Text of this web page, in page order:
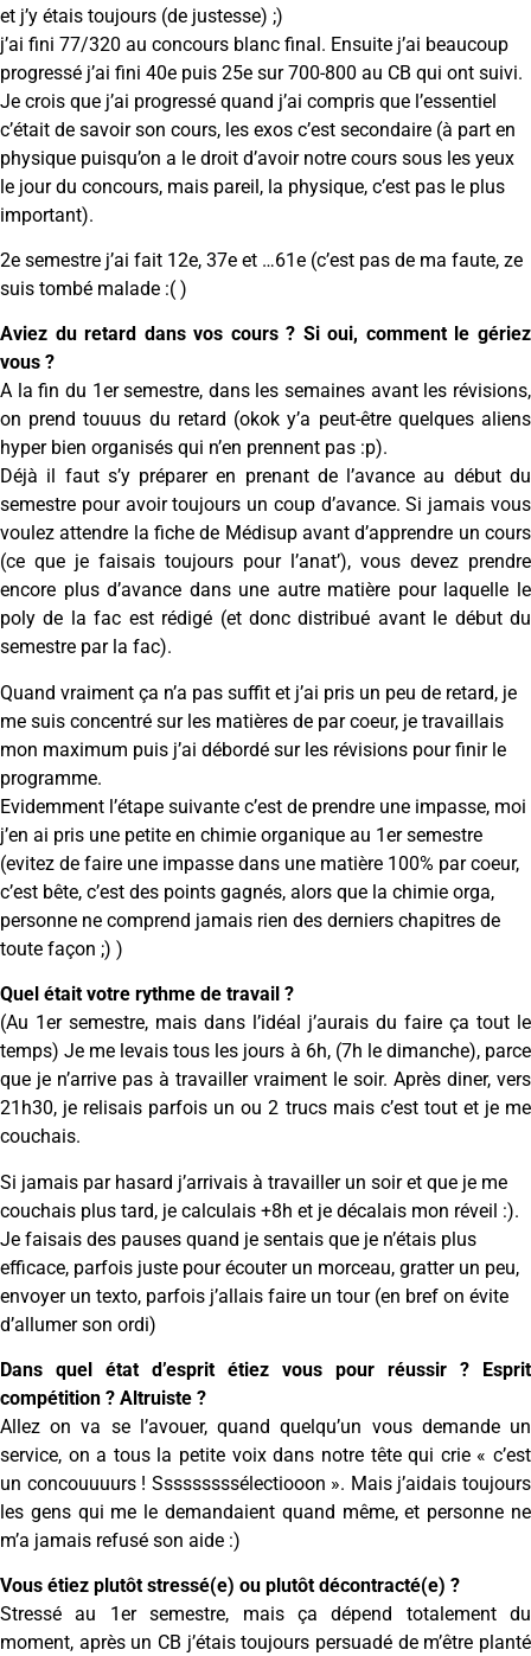
et j’y étais toujours (de justesse) ;)
j’ai fini 77/320 au concours blanc final. Ensuite j’ai beaucoup
progressé j’ai fini 40e puis 25e sur 700-800 au CB qui ont suivi.
Je crois que j’ai progressé quand j’ai compris que l’essentiel
c’était de savoir son cours, les exos c’est secondaire (à part en
physique puisqu’on a le droit d’avoir notre cours sous les yeux
le jour du concours, mais pareil, la physique, c’est pas le plus
important).
2e semestre j’ai fait 12e, 37e et …61e (c’est pas de ma faute, ze
suis tombé malade :( )
Aviez du retard dans vos cours ? Si oui, comment le gériez
vous ?
A la fin du 1er semestre, dans les semaines avant les révisions,
on prend touuus du retard (okok y’a peut-être quelques aliens
hyper bien organisés qui n’en prennent pas :p).
Déjà il faut s’y préparer en prenant de l’avance au début du
semestre pour avoir toujours un coup d’avance. Si jamais vous
voulez attendre la fiche de Médisup avant d’apprendre un cours
(ce que je faisais toujours pour l’anat’), vous devez prendre
encore plus d’avance dans une autre matière pour laquelle le
poly de la fac est rédigé (et donc distribué avant le début du
semestre par la fac).
Quand vraiment ça n’a pas suffit et j’ai pris un peu de retard, je
me suis concentré sur les matières de par coeur, je travaillais
mon maximum puis j’ai débordé sur les révisions pour finir le
programme.
Evidemment l’étape suivante c’est de prendre une impasse, moi
j’en ai pris une petite en chimie organique au 1er semestre
(evitez de faire une impasse dans une matière 100% par coeur,
c’est bête, c’est des points gagnés, alors que la chimie orga,
personne ne comprend jamais rien des derniers chapitres de
toute façon ;) )
Quel était votre rythme de travail ?
(Au 1er semestre, mais dans l’idéal j’aurais du faire ça tout le
temps) Je me levais tous les jours à 6h, (7h le dimanche), parce
que je n’arrive pas à travailler vraiment le soir. Après diner, vers
21h30, je relisais parfois un ou 2 trucs mais c’est tout et je me
couchais.
Si jamais par hasard j’arrivais à travailler un soir et que je me
couchais plus tard, je calculais +8h et je décalais mon réveil :).
Je faisais des pauses quand je sentais que je n’étais plus
efficace, parfois juste pour écouter un morceau, gratter un peu,
envoyer un texto, parfois j’allais faire un tour (en bref on évite
d’allumer son ordi)
Dans quel état d’esprit étiez vous pour réussir ? Esprit
compétition ? Altruiste ?
Allez on va se l’avouer, quand quelqu’un vous demande un
service, on a tous la petite voix dans notre tête qui crie « c’est
un concouuuurs ! Sssssssssélectiooon ». Mais j’aidais toujours
les gens qui me le demandaient quand même, et personne ne
m’a jamais refusé son aide :)
Vous étiez plutôt stressé(e) ou plutôt décontracté(e) ?
Stressé au 1er semestre, mais ça dépend totalement du
moment, après un CB j’étais toujours persuadé de m’être planté